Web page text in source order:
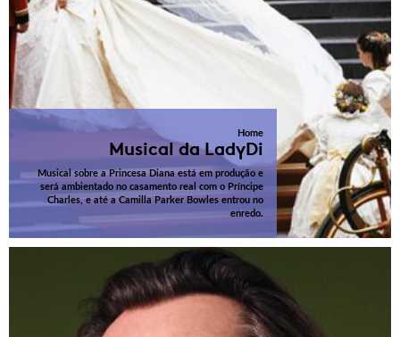
Home
Musical da LadyDi
Musical sobre a Princesa Diana está em produção e
será ambientado no casamento real com o Príncipe
Charles, e até a Camilla Parker Bowles entrou no
enredo.